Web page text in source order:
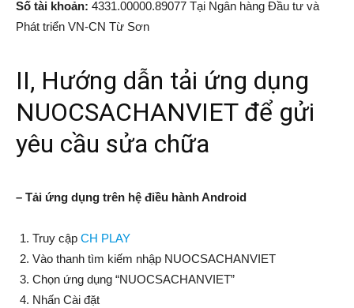
An
Số tài khoản: 4331.00000.89077 Tại Ngân hàng Đầu tư và
Phát triển VN-CN Từ Sơn
II, Hướng dẫn tải ứng dụng
NUOCSACHANVIET để gửi
yêu cầu sửa chữa
– Tải ứng dụng trên hệ điều hành Android
Truy cập CH PLAY
Vào thanh tìm kiếm nhập NUOCSACHANVIET
Chọn ứng dụng “NUOCSACHANVIET”
Nhấn Cài đặt